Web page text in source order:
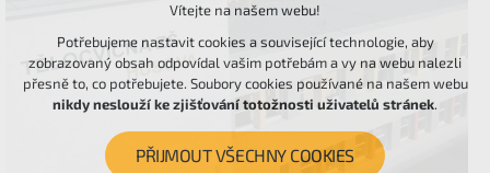
Vítejte na našem webu!
Potřebujeme nastavit cookies a související technologie, aby
zobrazovaný obsah odpovídal vašim potřebám a vy na webu nalezli
přesně to, co potřebujete. Soubory cookies používané na našem webu
nikdy neslouží ke zjišťování totožnosti uživatelů stránek.
PŘIJMOUT VŠECHNY COOKIES